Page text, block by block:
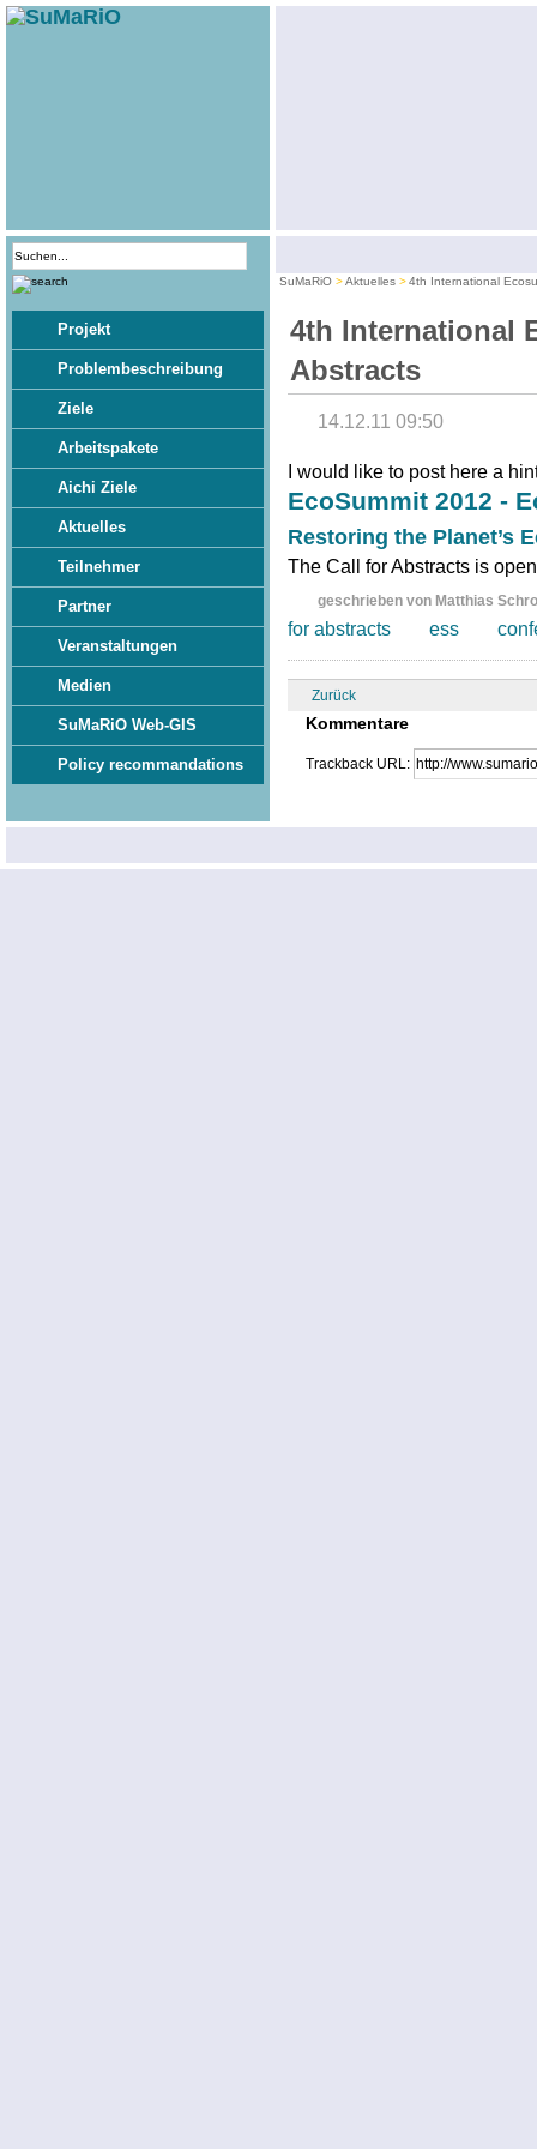
Projekt
Problembeschreibung
Ziele
Arbeitspakete
Aichi Ziele
Aktuelles
Teilnehmer
Partner
Veranstaltungen
Medien
SuMaRiO Web-GIS
Policy recommandations
SuMaRiO Aktuelles 4th International
4th International
Abstracts
14.12.11 09:50
I would like to post here a
EcoSummit 2012 -
Restoring the Planet’s
The Call for Abstracts is
geschrieben von Matthias
for abstracts ess
Zurück
Kommentare
Trackback URL: